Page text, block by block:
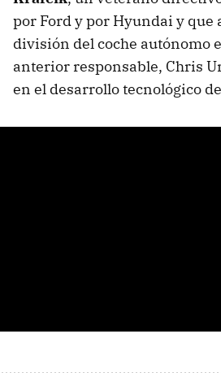
por Ford y por Hyundai y
división del coche autónomo
anterior responsable, Chris
en el desarrollo tecnológico